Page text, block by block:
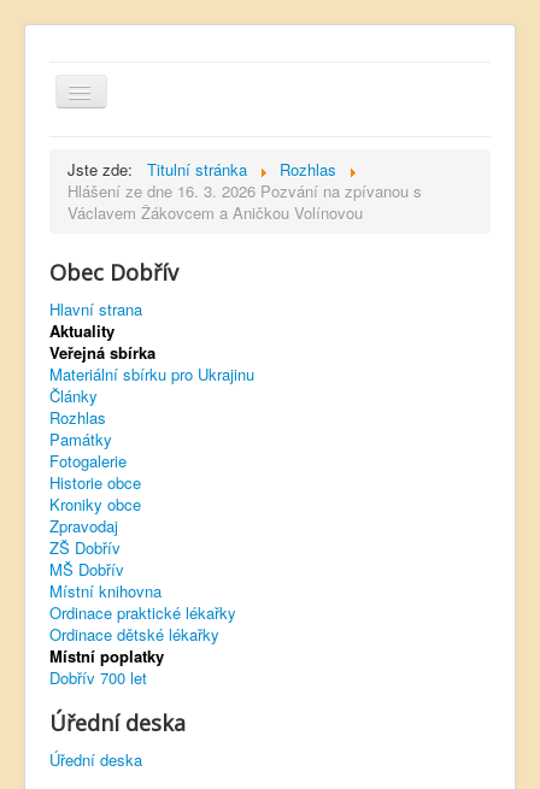
Kontakt
Úřední deska
Dobřívský zpravodaj
Rozhlas
Sokol Dobřív
Ubytování
Obec Pavlovsko
Virtuální prohlídka
Jste zde: Titulní stránka
Rozhlas
Hlášení ze dne 16. 3. 2026 Pozvání na zpívanou s
Václavem Žákovcem a Aničkou Volínovou
Obec Dobřív
Hlavní strana
Aktuality
Veřejná sbírka
Materiální sbírku pro Ukrajinu
Články
Rozhlas
Památky
Fotogalerie
Historie obce
Kroniky obce
Zpravodaj
ZŠ Dobřív
MŠ Dobřív
Místní knihovna
Ordinace praktické lékařky
Ordinace dětské lékařky
Místní poplatky
Dobřív 700 let
Úřední deska
Úřední deska